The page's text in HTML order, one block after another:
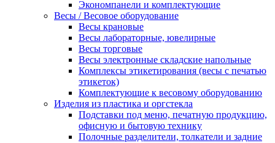
Экономпанели и комплектующие
Весы / Весовое оборудование
Весы крановые
Весы лабораторные, ювелирные
Весы торговые
Весы электронные складские напольные
Комплексы этикетирования (весы с печатью
этикеток)
Комплектующие к весовому оборудованию
Изделия из пластика и оргстекла
Подставки под меню, печатную продукцию,
офисную и бытовую технику
Полочные разделители, толкатели и задние